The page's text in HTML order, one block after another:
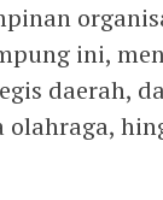
ini,
daerah,